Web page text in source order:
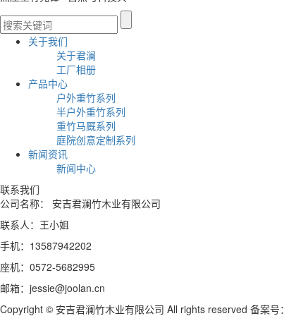
关于我们
关于君澜
工厂相册
产品中心
户外重竹系列
半户外重竹系列
重竹马厩系列
庭院创意定制系列
新闻资讯
新闻中心
联系我们
公司名称： 安吉君澜竹木业有限公司
联系人：王小姐
手机：13587942202
座机：0572-5682995
邮箱：jessie@joolan.cn
Copyright © 安吉君澜竹木业有限公司 All rights reserved 备案号：